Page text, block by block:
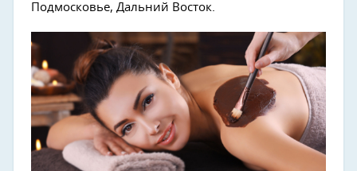
Подмосковье, Дальний Восток.